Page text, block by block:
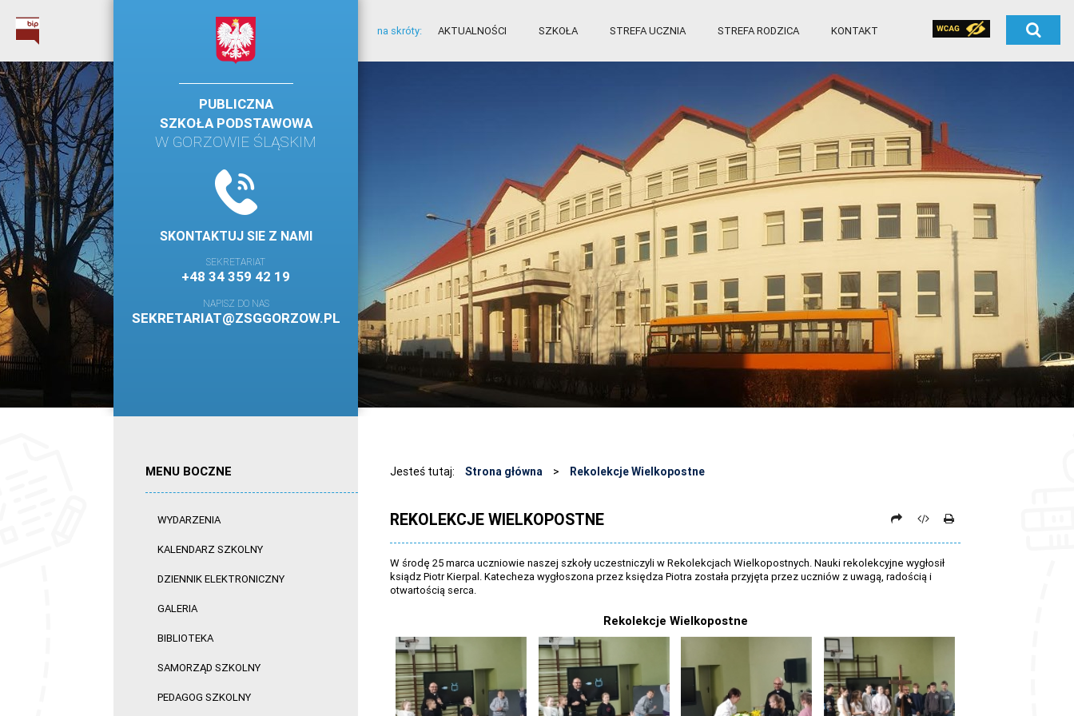
na skróty: AKTUALNOŚCI SZKOŁA STREFA UCZNIA STREFA RODZICA KONTAKT
PUBLICZNA
SZKOŁA PODSTAWOWA
W GORZOWIE ŚLĄSKIM
SKONTAKTUJ SIE Z NAMI
SEKRETARIAT
+48 34 359 42 19
NAPISZ DO NAS
SEKRETARIAT@ZSGGORZOW.PL
MENU BOCZNE
WYDARZENIA
KALENDARZ SZKOLNY
DZIENNIK ELEKTRONICZNY
GALERIA
BIBLIOTEKA
SAMORZĄD SZKOLNY
PEDAGOG SZKOLNY
Jesteś tutaj: Strona główna > Rekolekcje Wielkopostne
REKOLEKCJE WIELKOPOSTNE
W środę 25 marca uczniowie naszej szkoły uczestniczyli w Rekolekcjach Wielkopostnych. Nauki rekolekcyjne wygłosił
ksiądz Piotr Kierpal. Katecheza wygłoszona przez księdza Piotra została przyjęta przez uczniów z uwagą, radością i
otwartością serca.
Rekolekcje Wielkopostne